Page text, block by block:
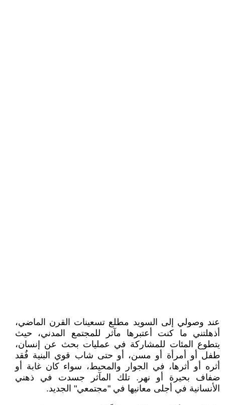
عند وصولي إلى السويد مطلع تسعينات القرن الماضي،
أذهلتني ما كنت أعتبرها مآثر للمجتمع المدني، حيث
يتطوع المئات للمشاركة في عمليات بحث عن إنسان،
طفل أو أمرأة أو مسن، أو حتى شاب قوي البنية فُقد
أثره أو أثرها، في الجوار والمحيط، سواء كان غابة أو
ضفاف بحيرة أو نهر. تلك المآثر جسدت في ذهني
الأنسانية في أجلى معانيها في "مجتمعي" الجديد.